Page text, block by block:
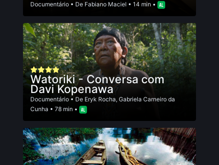
Documentário • De Fabiano Maciel • 14 min •
Watoriki - Conversa com
Davi Kopenawa
Documentário • De Eryk Rocha, Gabriela Carneiro da
Cunha • 78 min •